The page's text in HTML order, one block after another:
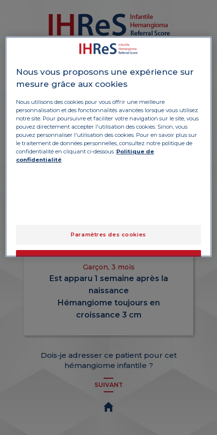
CAS 5
Garçon, 3 mois
Est apparu 1 semaine après la
naissance
Hémangiome toujours en
croissance 3 cm
Dois-je adresser ce patient pour cet
hémangiome infantile ?
SUIVANT
Nous vous proposons une expérience sur
mesure grâce aux cookies
Nous utilisons des cookies pour vous offrir une meilleure
personnalisation et des fonctionnalités avancées lorsque vous utilisez
notre site. Pour poursuivre et faciliter votre navigation sur le site, vous
pouvez directement accepter l'utilisation des cookies. Sinon, vous
pouvez personnaliser l'utilisation des cookies. Pour en savoir plus sur
le traitement de données personnelles, consultez notre politique de
confidentialité en cliquant ci-dessous :Politique de
confidentialité
Paramètres des cookies
Uniquement les essentiels